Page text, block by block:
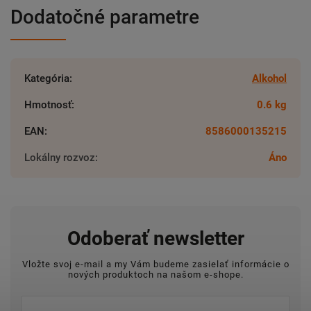
Dodatočné parametre
Kategória: Alkohol
Hmotnosť: 0.6 kg
EAN: 8586000135215
Lokálny rozvoz: Áno
Odoberať newsletter
Vložte svoj e-mail a my Vám budeme zasielať informácie o
nových produktoch na našom e-shope.